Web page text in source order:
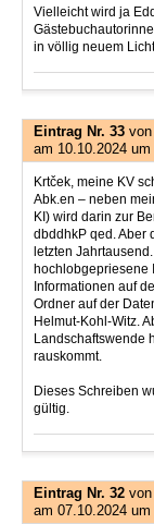
Vielleicht wird ja
in völlig neuem
Eintrag Nr. 33 von
am 10.10.2024
Krtček, meine KV
Abk.en – neben
KI) wird darin zur
dbddhkP qed. Aber
letzten
hochlobgepriesene
Informationen auf
Ordner auf der
Helmut-Kohl-Witz.
Landschaftswende
rauskommt.
Dieses Schreiben
gültig.
Eintrag Nr. 32 von
am 07.10.2024 um